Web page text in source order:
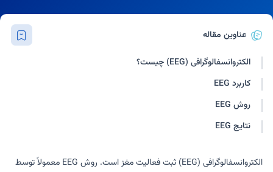
عناوین مقاله
الکتروانسفالوگرافی (EEG) چیست؟
کاربرد EEG
روش EEG
نتایج EEG
الکتروانسفالوگرافی (EEG) ثبت فعالیت مغز است. روش EEG معمولاً توسط